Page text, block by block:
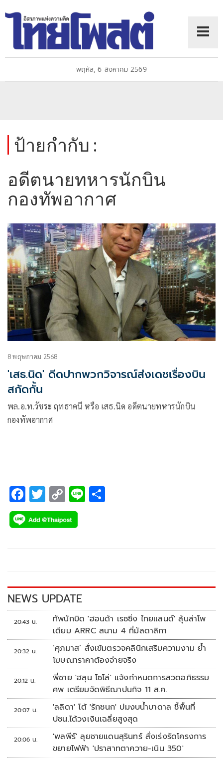
พฤหัส, 6 สิงหาคม 2569
ป้ายกำกับ :
อดีตนายทหารนักบิน
กองทัพอากาศ
8 พฤษภาคม 2568
'เสธ.นิด' ดีดปากพวกวิจารณ์ส่งเดชเรื่องบิน
สกัดกั้น
พล.อ.ท.วัชระ ฤทธาคนี หรือ เสธ.นิด อดีตนายทหารนักบิน
กองทัพอากาศ
F
ac
e
k
T
wi
tt
C
o
p
k
Li
NEWS UPDATE
20:43 น.
ทัพนักบิด 'ฮอนด้า เรซซิ่ง ไทยแลนด์' ลุ้นล่าโพ
เดียม ARRC สนาม 4 ที่มัลดาลิกา
20:32 น.
‘ศุภมาส’ สั่งเข้มตรวจคลินิกเสริมความงาม ย้ำ
โฆษณาราคาต้องจ่ายจริง
20:12 น.
พี่ชาย 'ฮลุน โซโล่' แจ้งกำหนดการสวดอภิธรรม
ศพ เตรียมจัดพิธีฌาปนกิจ 11 ส.ค.
20:07 น.
'ลลิดา' โต้ 'รักชนก' ปมงบน้ำบาดาล ชี้พื้นที่
ปชน.ได้วงเงินเฉลี่ยสูงสุด
20:06 น.
'พลพีร์' ลุยชายแดนสุรินทร์ สั่งเร่งรัดโครงการ
ขยายไฟฟ้า 'ปราสาทตาควาย-เนิน 350'